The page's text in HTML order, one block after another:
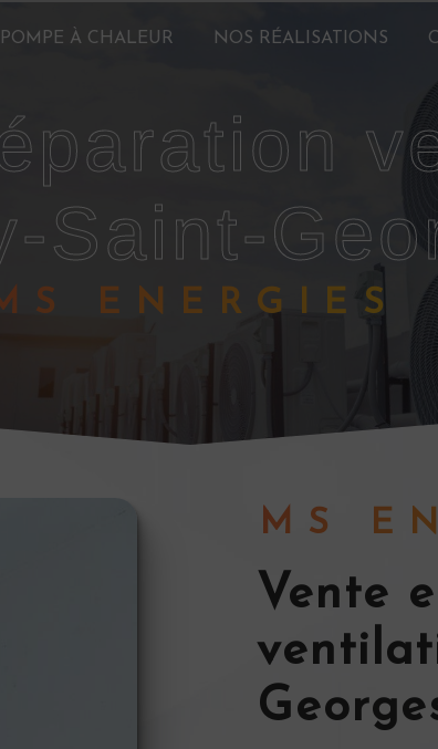
POMPE À CHALEUR NOS RÉALISATIONS
Saint-
MS ENERGIES
MS
vente et réparation